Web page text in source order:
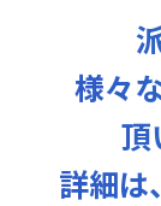
様々
頂
詳細は